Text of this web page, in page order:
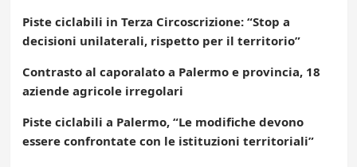
Piste ciclabili in Terza Circoscrizione: “Stop a
decisioni unilaterali, rispetto per il territorio”
Contrasto al caporalato a Palermo e provincia, 18
aziende agricole irregolari
Piste ciclabili a Palermo, “Le modifiche devono
essere confrontate con le istituzioni territoriali”